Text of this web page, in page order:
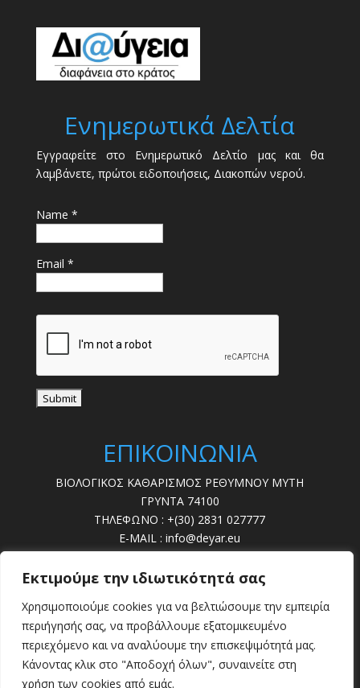
Εκτιμούμε την ιδιωτικότητά σας
Χρησιμοποιούμε cookies για να βελτιώσουμε την εμπειρία
περιήγησής σας, να προβάλλουμε εξατομικευμένο
περιεχόμενο και να αναλύουμε την επισκεψιμότητά μας.
Κάνοντας κλικ στο "Αποδοχή όλων", συναινείτε στη
χρήση των cookies από εμάς.
Ενημερωτικά Δελτία
Εγγραφείτε στο Ενημερωτικό Δελτίο μας και θα
λαμβάνετε, πρώτοι ειδοποιήσεις, Διακοπών νερού.
Name *
Email *
ΕΠΙΚΟΙΝΩΝΙΑ
ΒΙΟΛΟΓΙΚΟΣ ΚΑΘΑΡΙΣΜΟΣ ΡΕΘΥΜΝΟΥ ΜΥΤΗ
ΓΡΥΝΤΑ 74100
ΤΗΛΕΦΩΝΟ : +(30) 2831 027777
E-MAIL : info@deyar.eu
ΩΡΕΣ ΛΕΙΤ. : 07:30 – 15:00
ΒΛΑΒΕΣ : 28310 22789